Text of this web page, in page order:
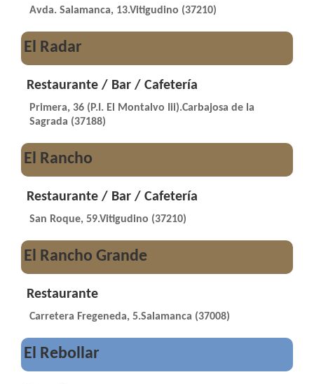
Avda. Salamanca, 13.Vitigudino (37210)
El Radar
Restaurante / Bar / Cafetería
Primera, 36 (P.I. El Montalvo Iii).Carbajosa de la
Sagrada (37188)
El Rancho
Restaurante / Bar / Cafetería
San Roque, 59.Vitigudino (37210)
El Rancho Grande
Restaurante
Carretera Fregeneda, 5.Salamanca (37008)
El Rebollar